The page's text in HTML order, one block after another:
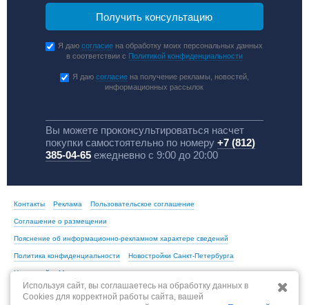
Я даюсогласие на обработку моих персональных данных
в соответствии с Политикой конфиденциальности
Я даю согласиена получение рекламы, новостей,
информационных рассылок
Вы можете проконсультироваться насчет
покупки самостоятельно по номеру +7 (812)
385-04-65ежедневно с 9:00 до 20:00
Контакты Реклама Пользовательское соглашение
Соглашение о размещении
Пояснение об информационно-рекламном характере сведений
Политика конфиденциальности Новостройки Санкт-Петербурга
Новостройки Москвы
Используя сайт, вы соглашаетесь на обработку данных в
Cookies для корректной работы сайта, вашей